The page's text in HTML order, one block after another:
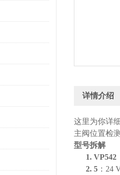
详情介绍
这里为你详
主阀位置检
型号拆解
1. VP542
2. 5 ： 24